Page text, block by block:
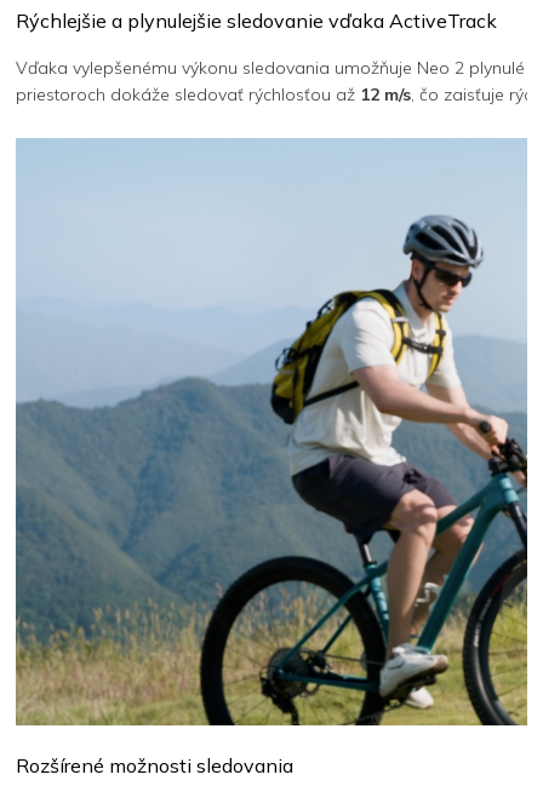
Rýchlejšie a plynulejšie sledovanie vďaka ActiveTrack
Vďaka vylepšenému výkonu sledovania umožňuje Neo 2 plynulé
priestoroch dokáže sledovať rýchlosťou až 12 m/s, čo zaisťuje
Rozšírené možnosti sledovania